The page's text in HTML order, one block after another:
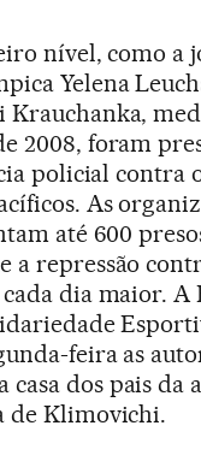
nível, como a
Yelena
Krauchanka,
2008, foram
policial contra
As
até 600
a repressão
dia maior. A
feira as
casa dos pais da
de Klimovichi.